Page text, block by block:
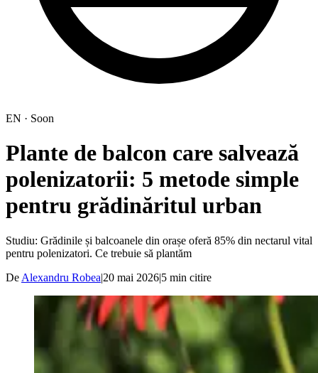
EN · Soon
Plante de balcon care salvează
polenizatorii: 5 metode simple
pentru grădinăritul urban
Studiu: Grădinile și balcoanele din orașe oferă 85% din nectarul vital
pentru polenizatori. Ce trebuie să plantăm
De Alexandru Robea|20 mai 2026|5 min citire